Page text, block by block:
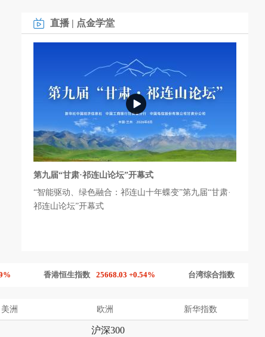
直播 | 点金学堂
第九届“甘肃·祁连山论坛”开幕式
“智能驱动、绿色融合：祁连山十年蝶变”第九届“甘肃·
祁连山论坛”开幕式
香港恒生指数 25668.03 +0.54% 台湾综合指数 44225.91 -0.38%
美洲 欧洲 新华指数
沪深300